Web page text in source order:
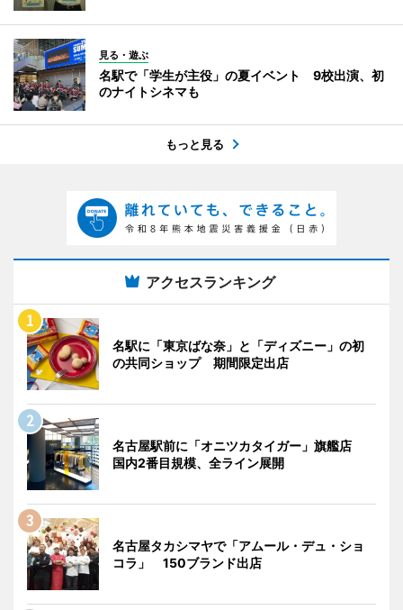
見る・遊ぶ
名駅で「学生が主役」の夏イベント 9校出演、初
のナイトシネマも
もっと見る
アクセスランキング
名駅に「東京ばな奈」と「ディズニー」の初
の共同ショップ 期間限定出店
名古屋駅前に「オニツカタイガー」旗艦店
国内2番目規模、全ライン展開
名古屋タカシマヤで「アムール・デュ・ショ
コラ」 150ブランド出店